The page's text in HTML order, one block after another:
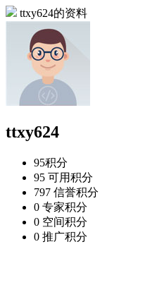
ttxy624的资料
ttxy624
95积分
95 可用积分
797 信誉积分
0 专家积分
0 空间积分
0 推广积分